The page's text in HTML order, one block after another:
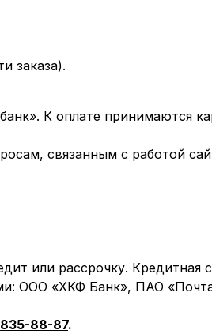
заказа).
К оплате принимаются
связанным с работой
или рассрочку. Кредитная
ООО «ХКФ Банк», ПАО
835-88-87.